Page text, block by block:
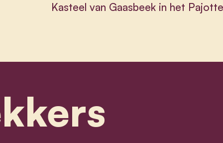
Kasteel van Gaasbeek in het